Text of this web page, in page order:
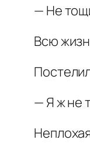
— Не
Всю
— Я ж не